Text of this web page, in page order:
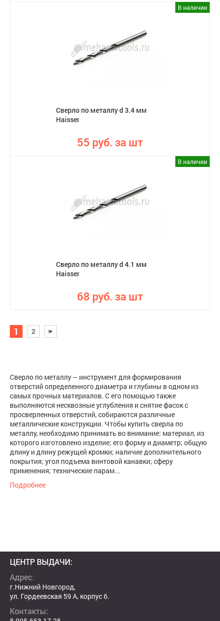
В наличии
Сверло по металлу d 3.4 мм
Haisser
55 руб. за шт
В наличии
Сверло по металлу d 4.1 мм
Haisser
68 руб. за шт
1 2
Сверло по металлу – инструмент для формирования
отверстий определенного диаметра и глубины в одном из
самых прочных материалов. С его помощью также
выполняются несквозные углубления и снятие фасок с
просверленных отверстий, собираются различные
металлические конструкции. Чтобы купить сверла по
металлу, необходимо принимать во внимание: материал, из
которого изготовлено изделие; его форму и диаметр; общую
длину и длину режущей кромки; наличие дополнительного
покрытия; угол подъема винтовой канавки; сферу
применения; технические парам...
Подробнее
ЦЕНТР ВЫДАЧИ:
Адрес:
г.Нижний Новгород,
ул. Гордеевская 59 А, корпус 6.
Контакты: